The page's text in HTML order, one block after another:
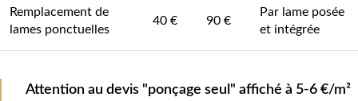
Remplacement de
lames ponctuelles
40 € 90 €
Par lame posée
et intégrée
Attention au devis "ponçage seul" affiché à 5-6 €/m²